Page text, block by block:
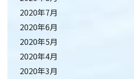
2020年7月
2020年6月
2020年5月
2020年4月
2020年3月